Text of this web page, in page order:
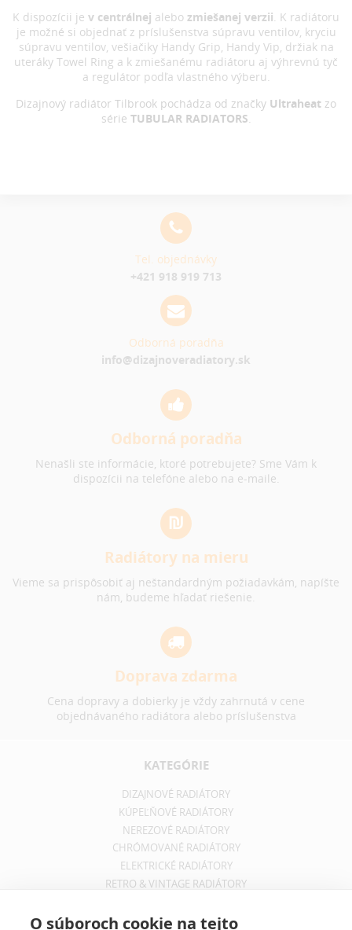
K dispozícii je v centrálnej alebo zmiešanej verzii. K radiátoru
je možné si objednať z príslušenstva súpravu ventilov, kryciu
súpravu ventilov, vešiačiky Handy Grip, Handy Vip, držiak na
uteráky Towel Ring a k zmiešanému radiátoru aj výhrevnú tyč
a regulátor podľa vlastného výberu.
Dizajnový radiátor Tilbrook pochádza od značky Ultraheat zo
série TUBULAR RADIATORS
Tel. objednávky
+421 918 919 713
Odborná poradňa
info@dizajnoveradiatory.sk
Odborná poradňa
Nenašli ste informácie, ktoré potrebujete? Sme Vám k
dispozícii na telefóne alebo na e-maile.
Radiátory na mieru
Vieme sa prispôsobiť aj neštandardným požiadavkám, napíšte
nám, budeme hľadať riešenie.
Doprava zdarma
Cena dopravy a dobierky je vždy zahrnutá v cene
objednávaného radiátora alebo príslušenstva
KATEGÓRIE
DIZAJNOVÉ RADIÁTORY
KÚPEĽŇOVÉ RADIÁTORY
NEREZOVÉ RADIÁTORY
CHRÓMOVANÉ RADIÁTORY
ELEKTRICKÉ RADIÁTORY
RETRO & VINTAGE RADIÁTORY
O súboroch cookie na tejto